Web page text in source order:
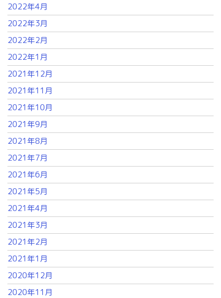
2022年4月
2022年3月
2022年2月
2022年1月
2021年12月
2021年11月
2021年10月
2021年9月
2021年8月
2021年7月
2021年6月
2021年5月
2021年4月
2021年3月
2021年2月
2021年1月
2020年12月
2020年11月